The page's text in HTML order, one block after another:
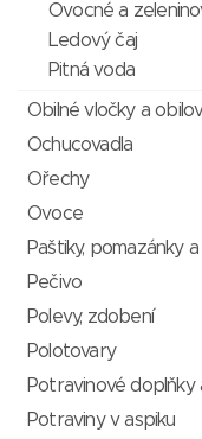
Ovocné a
Ledový čaj
Pitná voda
Obilné vločky a
Ochucovadla
Ořechy
Ovoce
Paštiky, pomazánky
Pečivo
Polevy, zdobení
Polotovary
Potravinové doplňky
Potraviny v aspiku